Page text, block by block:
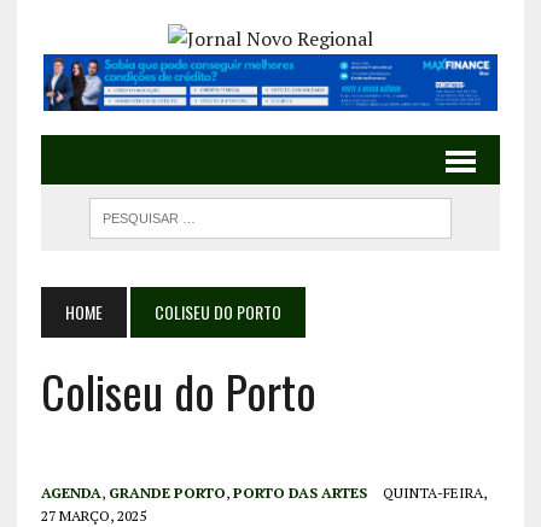
HOME COLISEU DO PORTO
Coliseu do Porto
AGENDA, GRANDE PORTO, PORTO DAS ARTES
QUINTA-FEIRA,
27 MARÇO, 2025